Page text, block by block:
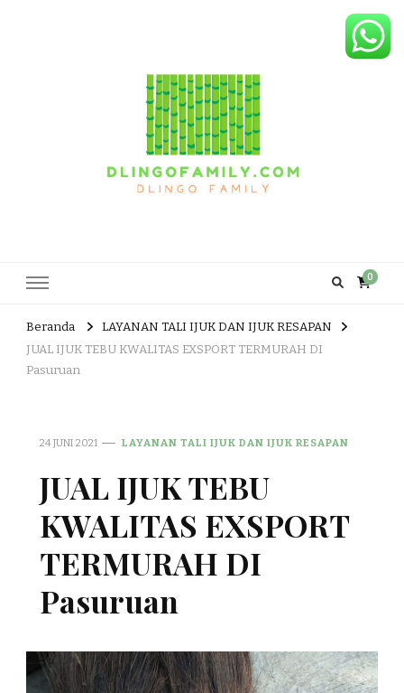
0
Beranda
LAYANAN TALI IJUK DAN IJUK RESAPAN
JUAL IJUK TEBU KWALITAS EXSPORT TERMURAH DI
Pasuruan
24 JUNI 2021 LAYANAN TALI IJUK DAN IJUK RESAPAN
JUAL IJUK TEBU
KWALITAS EXSPORT
TERMURAH DI
Pasuruan